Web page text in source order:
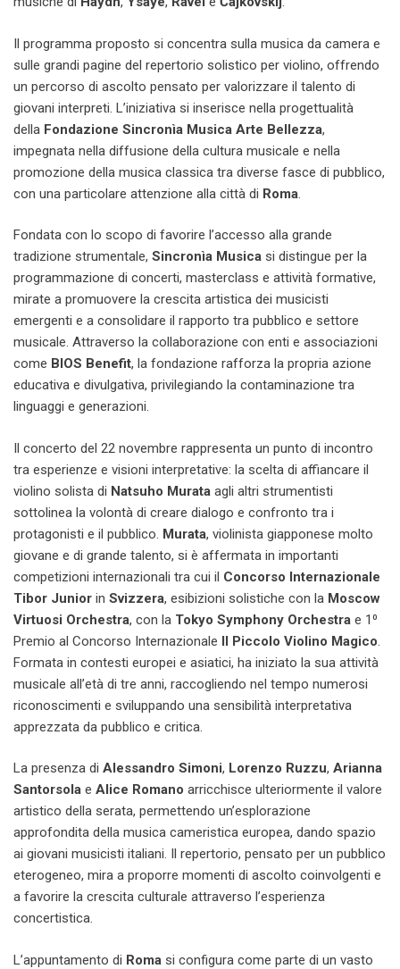
Il programma proposto si concentra sulla musica da camera e
sulle grandi pagine del repertorio solistico per violino, offrendo
un percorso di ascolto pensato per valorizzare il talento di
giovani interpreti. L’iniziativa si inserisce nella progettualità
della Fondazione Sincronìa Musica Arte Bellezza,
impegnata nella diffusione della cultura musicale e nella
promozione della musica classica tra diverse fasce di pubblico,
con una particolare attenzione alla città di Roma
Fondata con lo scopo di favorire l’accesso alla grande
tradizione strumentale, Sincronìa Musica si distingue per la
programmazione di concerti, masterclass e attività formative,
mirate a promuovere la crescita artistica dei musicisti
emergenti e a consolidare il rapporto tra pubblico e settore
musicale. Attraverso la collaborazione con enti e associazioni
come BIOS Benefit, la fondazione rafforza la propria azione
educativa e divulgativa, privilegiando la contaminazione tra
linguaggi e generazioni.​
Il concerto del 22 novembre rappresenta un punto di incontro
tra esperienze e visioni interpretative: la scelta di affiancare il
violino solista di Natsuho Murata agli altri strumentisti
sottolinea la volontà di creare dialogo e confronto tra i
protagonisti e il pubblico. Murata, violinista giapponese molto
giovane e di grande talento, si è affermata in importanti
competizioni internazionali tra cui il Concorso Internazionale
Tibor Junior in Svizzera, esibizioni solistiche con la Moscow
Virtuosi Orchestra, con la Tokyo Symphony Orchestra e 1⁰
Premio al Concorso Internazionale Il Piccolo Violino Magico
Formata in contesti europei e asiatici, ha iniziato la sua attività
musicale all’età di tre anni, raccogliendo nel tempo numerosi
riconoscimenti e sviluppando una sensibilità interpretativa
apprezzata da pubblico e critica.​
La presenza di Alessandro Simoni, Lorenzo Ruzzu, Arianna
Santorsola e Alice Romano arricchisce ulteriormente il valore
artistico della serata, permettendo un’esplorazione
approfondita della musica cameristica europea, dando spazio
ai giovani musicisti italiani. Il repertorio, pensato per un pubblico
eterogeneo, mira a proporre momenti di ascolto coinvolgenti e
a favorire la crescita culturale attraverso l’esperienza
concertistica.​
L’appuntamento di Roma si configura come parte di un vasto